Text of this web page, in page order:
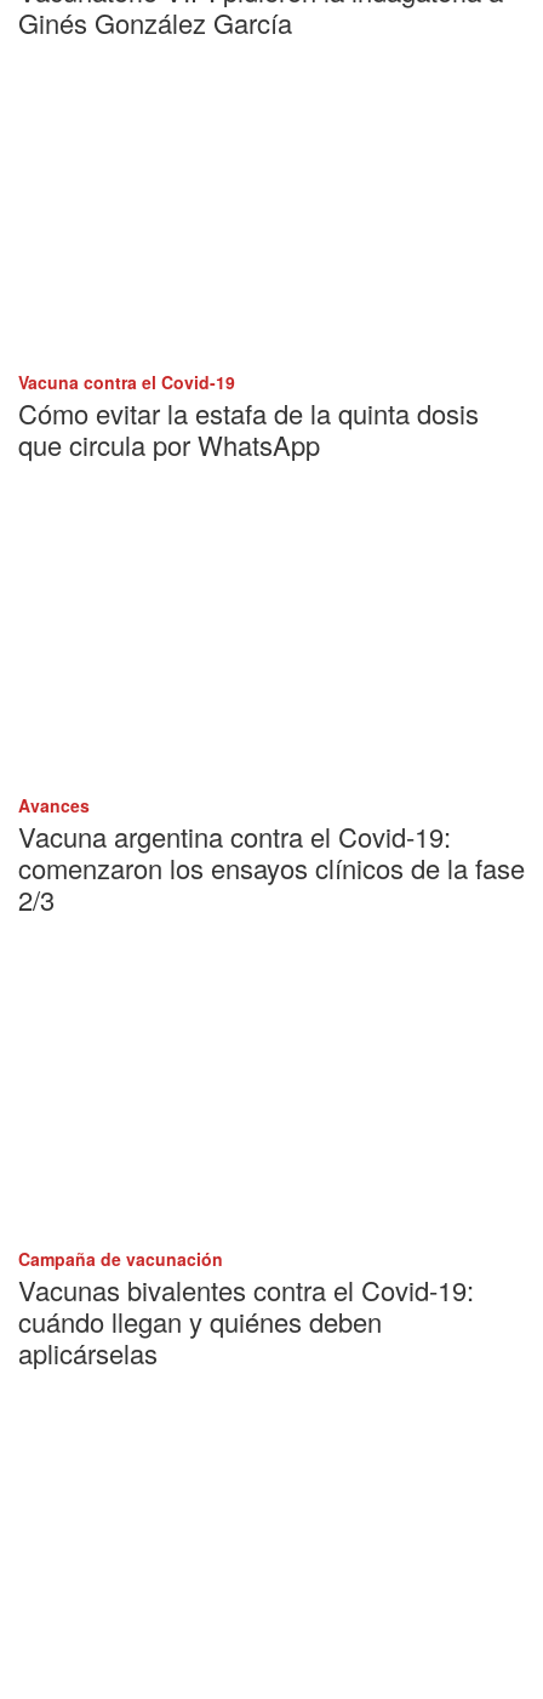
Ginés González García
Vacuna contra el Covid-19
Cómo evitar la estafa de la quinta dosis
que circula por WhatsApp
Avances
Vacuna argentina contra el Covid-19:
comenzaron los ensayos clínicos de la fase
2/3
Campaña de vacunación
Vacunas bivalentes contra el Covid-19:
cuándo llegan y quiénes deben
aplicárselas